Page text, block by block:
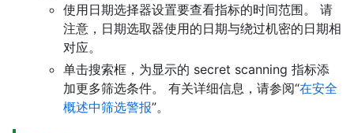
使用日期选择器设置要查看指标的时间范围。 请
注意，日期选取器使用的日期与绕过机密的日期相
对应。
单击搜索框，为显示的 secret scanning 指标添
加更多筛选条件。 有关详细信息，请参阅“在安全
概述中筛选警报”。